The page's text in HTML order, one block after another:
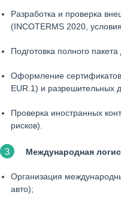
Разработка и проверка
(INCOTERMS 2020,
Подготовка полного
Оформление
EUR.1) и разрешительных
Проверка иностранных
рисков).
Международная
Организация
авто);